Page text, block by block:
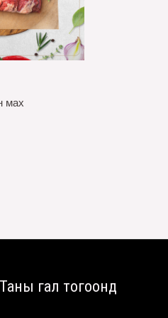
мах
гал тогоонд